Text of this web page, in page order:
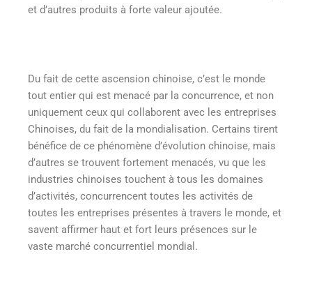
et d’autres produits à forte valeur ajoutée.
Du fait de cette ascension chinoise, c’est le monde
tout entier qui est menacé par la concurrence, et non
uniquement ceux qui collaborent avec les entreprises
Chinoises, du fait de la mondialisation. Certains tirent
bénéfice de ce phénomène d’évolution chinoise, mais
d’autres se trouvent fortement menacés, vu que les
industries chinoises touchent à tous les domaines
d’activités, concurrencent toutes les activités de
toutes les entreprises présentes à travers le monde, et
savent affirmer haut et fort leurs présences sur le
vaste marché concurrentiel mondial.